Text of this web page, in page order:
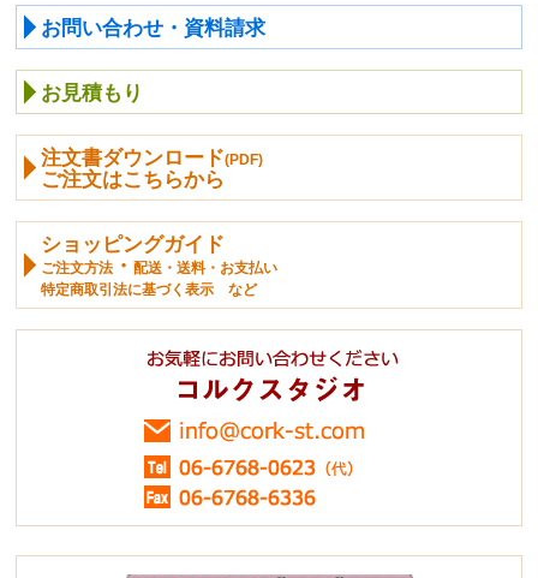
お問い合わせ・資料請求
お見積もり
注文書ダウンロード(PDF)
ご注文はこちらから
ショッピングガイド
ご注文方法 ・配送・送料・お支払い
特定商取引法に基づく表示 など